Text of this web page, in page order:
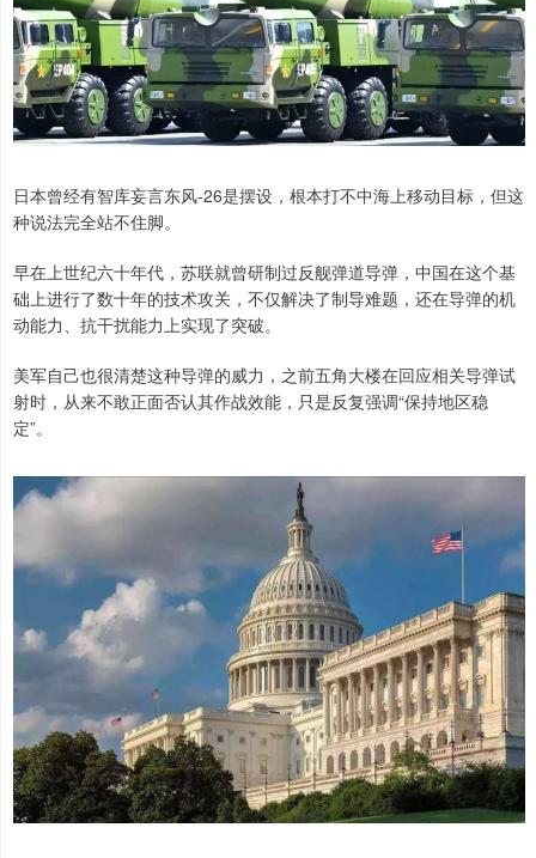
日本曾经有智库妄言东风-26是摆设，根本打不中海上移动目标，但这
种说法完全站不住脚。
早在上世纪六十年代，苏联就曾研制过反舰弹道导弹，中国在这个基
础上进行了数十年的技术攻关，不仅解决了制导难题，还在导弹的机
动能力、抗干扰能力上实现了突破。
美军自己也很清楚这种导弹的威力，之前五角大楼在回应相关导弹试
射时，从来不敢正面否认其作战效能，只是反复强调“保持地区稳
定”。